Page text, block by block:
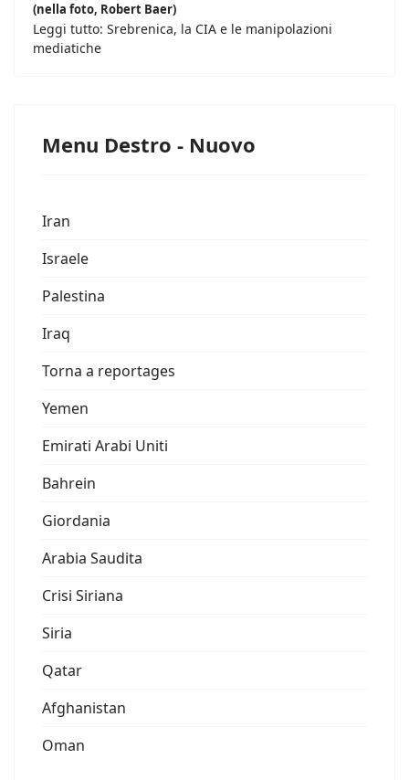
(nella foto, Robert Baer)
Leggi tutto: Srebrenica, la CIA e le manipolazioni
mediatiche
Menu Destro - Nuovo
Iran
Israele
Palestina
Iraq
Torna a reportages
Yemen
Emirati Arabi Uniti
Bahrein
Giordania
Arabia Saudita
Crisi Siriana
Siria
Qatar
Afghanistan
Oman